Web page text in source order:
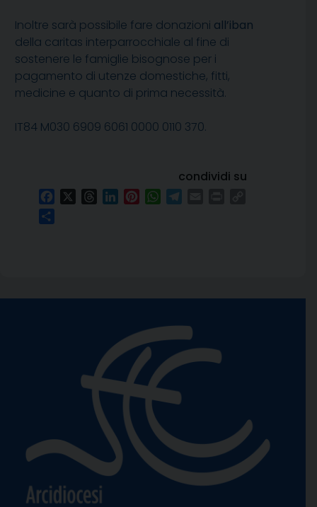
Inoltre sarà possibile fare donazioni all’iban
della caritas interparrocchiale al fine di
sostenere le famiglie bisognose per i
pagamento di utenze domestiche, fitti,
medicine e quanto di prima necessità.
IT84 M030 6909 6061 0000 0110 370.
condividi su
FacebookThreadsLinkedInPinterestWhatsApp